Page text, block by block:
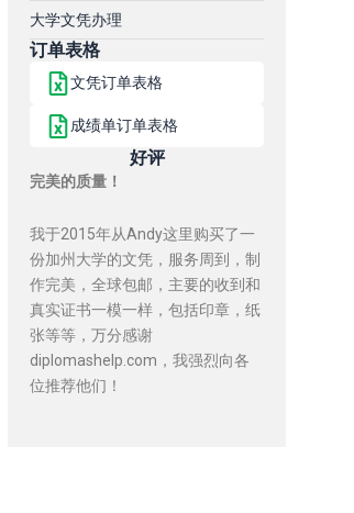
大学文凭办理
订单表格
文凭订单表格
成绩单订单表格
好评
完美的质量！
我于2015年从Andy这里购买了一
份加州大学的文凭，服务周到，制
作完美，全球包邮，主要的收到和
真实证书一模一样，包括印章，纸
张等等，万分感谢
diplomashelp.com，我强烈向各
位推荐他们！